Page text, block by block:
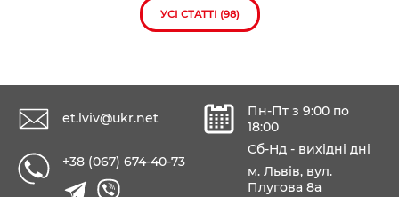
УСІ СТАТТІ (98)
et.lviv@ukr.net
+38 (067) 674-40-73
Пн-Пт з 9:00 по
18:00
Сб-Нд - вихідні дні
м. Львів, вул.
Плугова 8а